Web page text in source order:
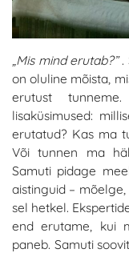
„Mis mind erutab?”.
on oluline mõista,
erutust
lisaküsimused:
erutatud? Kas ma
Või tunnen ma
Samuti pidage
aistinguid –
sel hetkel.
end erutame, kui
paneb. Samuti